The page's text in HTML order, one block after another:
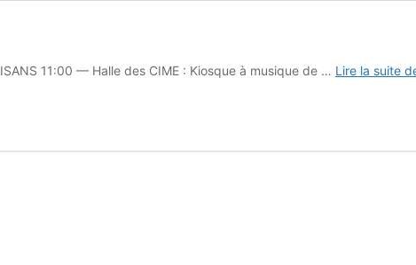
11:00 — Halle des CIME : Kiosque à musique de … Lire la suite